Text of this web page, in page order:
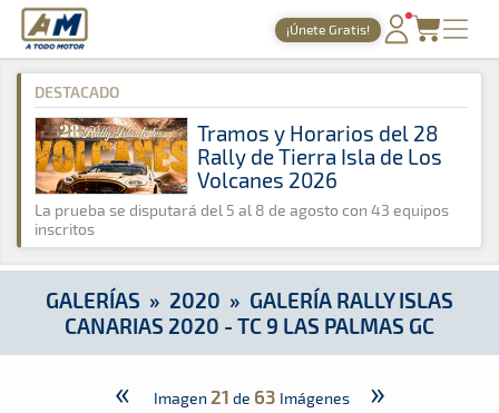
A Todo Motor · Revista del motor desde 1999
¡Únete Gratis!
PORTADA
TIEMPOS ONLINE
NOTICIAS
AGENDA
GALERÍAS
TIENDA
ARCHIVO
A Todo Motor » Galerías » 2020 » Galería Rally Islas Canarias
DESTACADO
Tramos y Horarios del 28
Rally de Tierra Isla de Los
Volcanes 2026
La prueba se disputará del 5 al 8 de agosto con 43 equipos
inscritos
GALERÍAS » 2020 » GALERÍA RALLY ISLAS
CANARIAS 2020 - TC 9 LAS PALMAS GC
« Imagen 21 de 63 Imágenes »